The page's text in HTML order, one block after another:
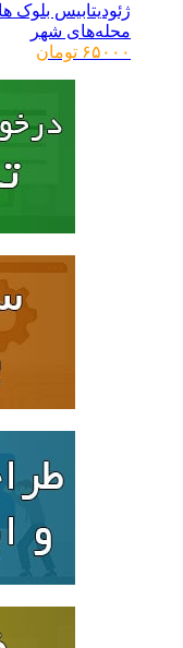
محله‌های شهر
۶۵۰۰۰ تومان